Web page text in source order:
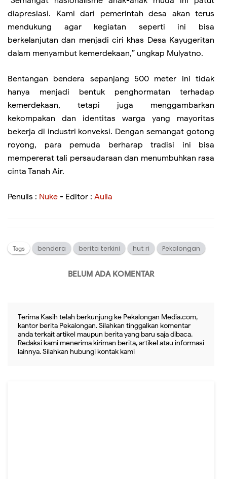
diapresiasi. Kami dari pemerintah desa akan terus
mendukung agar kegiatan seperti ini bisa
berkelanjutan dan menjadi ciri khas Desa Kayugeritan
dalam menyambut kemerdekaan,” ungkap Mulyatno.
Bentangan bendera sepanjang 500 meter ini tidak
hanya menjadi bentuk penghormatan terhadap
kemerdekaan, tetapi juga menggambarkan
kekompakan dan identitas warga yang mayoritas
bekerja di industri konveksi. Dengan semangat gotong
royong, para pemuda berharap tradisi ini bisa
mempererat tali persaudaraan dan menumbuhkan rasa
cinta Tanah Air.
Penulis : Nuke - Editor : Aulia
Tags bendera berita terkini hut ri Pekalongan
BELUM ADA KOMENTAR
Terima Kasih telah berkunjung ke Pekalongan Media.com,
kantor berita Pekalongan. Silahkan tinggalkan komentar
anda terkait artikel maupun berita yang baru saja dibaca.
Redaksi kami menerima kiriman berita, artikel atau informasi
lainnya. Silahkan hubungi kontak kami